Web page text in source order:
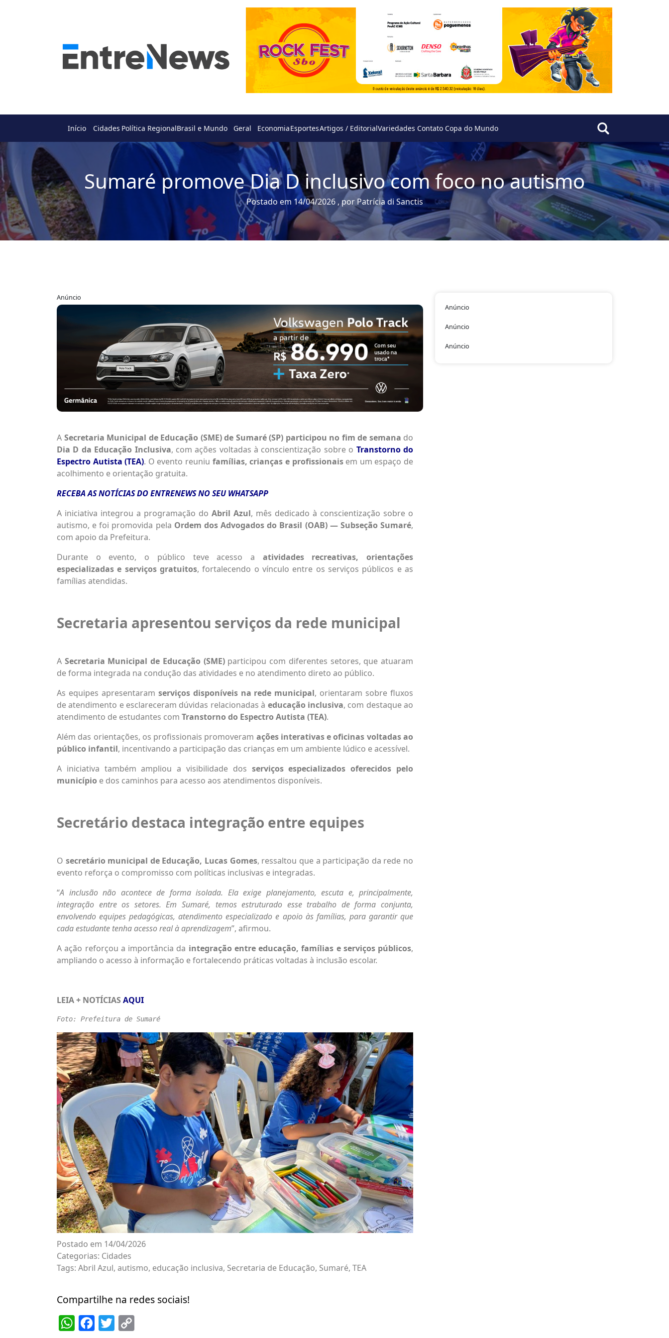
Início Cidades Política RegionalBrasil e Mundo Geral EconomiaEsportesArtigos / EditorialVariedades Contato Copa do Mundo
Sumaré promove Dia D inclusivo com foco no autismo
Postado em 14/04/2026 , por Patrícia di Sanctis
Anúncio
A Secretaria Municipal de Educação (SME) de Sumaré (SP) participou no fim de semana do
Dia D da Educação Inclusiva, com ações voltadas à conscientização sobre o Transtorno do
Espectro Autista (TEA). O evento reuniu famílias, crianças e profissionaisem um espaço de
acolhimento e orientação gratuita.
RECEBA AS NOTÍCIAS DO ENTRENEWS NO SEU WHATSAPP
A iniciativa integrou a programação do Abril Azul, mês dedicado à conscientização sobre o
autismo, e foi promovida pela Ordem dos Advogados do Brasil (OAB) — Subseção Sumaré,
com apoio da Prefeitura.
Durante o evento, o público teve acesso a atividades recreativas, orientações
especializadas e serviços gratuitos, fortalecendo o vínculo entre os serviços públicos e as
famílias atendidas.
Secretaria apresentou serviços da rede municipal
A Secretaria Municipal de Educação (SME)participou com diferentes setores, que atuaram
de forma integrada na condução das atividades e no atendimento direto ao público.
As equipes apresentaram serviços disponíveis na rede municipal, orientaram sobre fluxos
de atendimento e esclareceram dúvidas relacionadas à educação inclusiva, com destaque ao
atendimento de estudantes com Transtorno do Espectro Autista (TEA).
Além das orientações, os profissionais promoveram ações interativas e oficinas voltadas ao
público infantil, incentivando a participação das crianças em um ambiente lúdico e acessível.
A iniciativa também ampliou a visibilidade dos serviços especializados oferecidos pelo
município e dos caminhos para acesso aos atendimentos disponíveis.
Secretário destaca integração entre equipes
O secretário municipal de Educação, Lucas Gomes, ressaltou que a participação da rede no
evento reforça o compromisso com políticas inclusivas e integradas.
“A inclusão não acontece de forma isolada. Ela exige planejamento, escuta e, principalmente,
integração entre os setores. Em Sumaré, temos estruturado esse trabalho de forma conjunta,
envolvendo equipes pedagógicas, atendimento especializado e apoio às famílias, para garantir que
cada estudante tenha acesso real à aprendizagem”, afirmou.
A ação reforçou a importância da integração entre educação, famílias e serviços públicos,
ampliando o acesso à informação e fortalecendo práticas voltadas à inclusão escolar.
LEIA + NOTÍCIAS AQUI
Foto: Prefeitura de Sumaré
Postado em 14/04/2026
Categorias: Cidades
Tags: Abril Azul, autismo, educação inclusiva, Secretaria de Educação, Sumaré, TEA
Compartilhe na redes sociais!
WhatsApp
Facebook
Twitter
Anúncio
Anúncio
Anúncio